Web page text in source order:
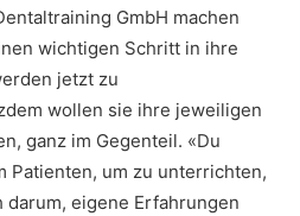
GmbH machen
wichtigen Schritt in ihre
jetzt zu
wollen sie ihre jeweiligen
ganz im Gegenteil. «Du
Patienten, um zu unterrichten,
eigene Erfahrungen